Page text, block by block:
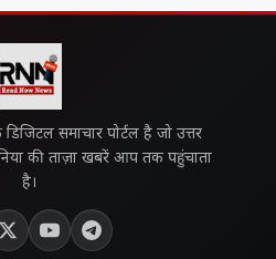
समाचार पोर्टल है जो उत्तर
की ताज़ा खबरें आप तक पहुंचाता
है।